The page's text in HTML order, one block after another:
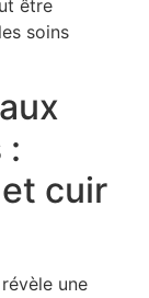
être
soins
:
cuir
une